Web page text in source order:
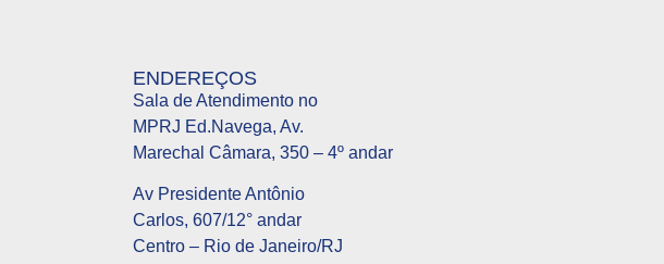
ENDEREÇOS
Sala de Atendimento no
MPRJ Ed.Navega, Av.
Marechal Câmara, 350 – 4º andar
Av Presidente Antônio
Carlos, 607/12° andar
Centro – Rio de Janeiro/RJ